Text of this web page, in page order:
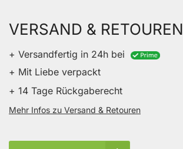
VERSAND & RETOUREN
+ Versandfertig in 24h bei
+ Mit Liebe verpackt
+ 14 Tage Rückgaberecht
Mehr Infos zu Versand & Retouren